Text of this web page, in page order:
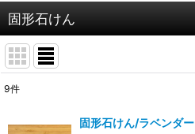
固形石けん
9件
固形石けん/ラベンダー